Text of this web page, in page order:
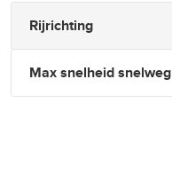
Rijrichting
Max snelheid snelweg